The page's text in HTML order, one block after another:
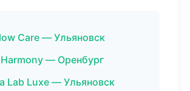
Care — Ульяновск
— Оренбург
Lab Luxe — Ульяновск